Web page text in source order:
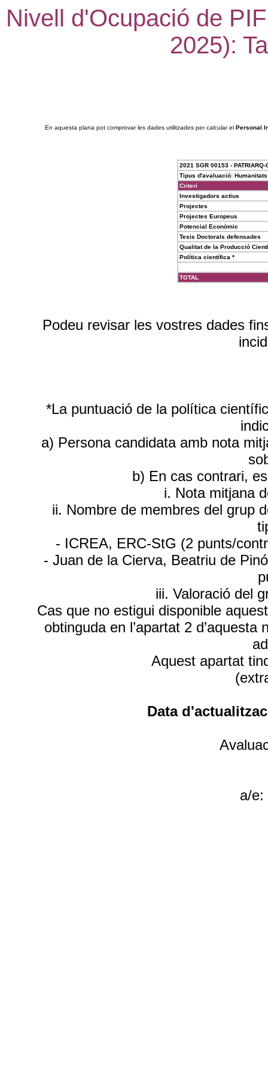
Nivell d'Ocupació de
2025):
En aquesta plana pot comprovar les dades utilitzades per calcular el Personal
2021 SGR 00153 - PATRIARQ-
Tipus d'avaluació: Humanitats
Criteri
Investigadors actius
Projectes
Projectes Europeus
Potencial Econòmic
Tesis Doctorals defensades
Qualitat de la Producció
Política científica *
TOTAL
Podeu revisar les vostres dades
*La puntuació de la política
a) Persona candidata amb nota
b) En cas contrari,
i. Nota mitjana
ii. Nombre de membres del grup
- ICREA, ERC-StG (2 punts/
- Juan de la Cierva, Beatriu de
iii. Valoració del
Cas que no estigui disponible
obtinguda en l’apartat 2
Aquest apartat
Data
a/e: